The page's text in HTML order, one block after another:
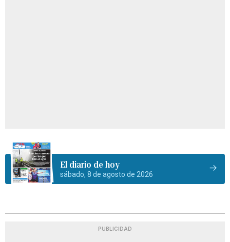
El diario de hoy
sábado, 8 de agosto de 2026
PUBLICIDAD